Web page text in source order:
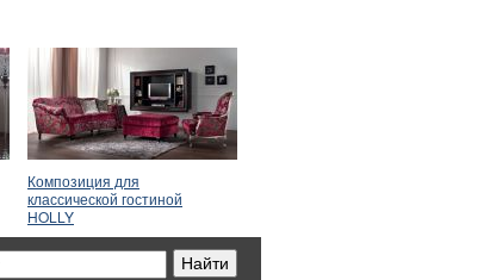
Композиция для
классической гостиной
HOLLY